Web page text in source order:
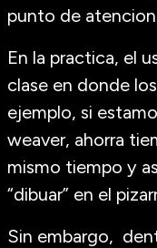
punto de
En la practica, el
clase en donde
ejemplo, si
weaver, ahorra
mismo tiempo y
“dibuar” en el
Sin embargo,